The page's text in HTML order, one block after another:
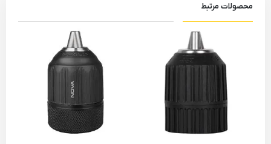
نکات کاربردی دریل چکشی BOSCH مدل GSB 600
دریل چکشی بوش GSB 600 از موتور با توان 600 وات بهره می‌برد. این موتور با
عملکرد قوی و پر قدرت، امکان انجام کارهای مختلف در زمینه حفر و کار با مصالح
متفاوت را فراهم می‌سازد. این توان کافی برای استفاده در مصارف روزمره و
پروژه‌های حرفه‌ای است.
موتور این دریل تا سرعت 3000 دور بر دقیقه دوار می‌شود که این سرعت قابل
تنظیم است. این ویژگی به کاربر امکان کنترل دقیق‌تر و سازگاری با نوع مصالح
محصولات مرتبط